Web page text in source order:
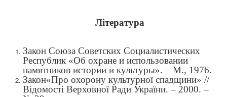
Література
Закон Союза Советских Социалистических
Республик «Об охране и использовании
памятников истории и культуры». – М., 1976.
Закон«Про охорону культурної спадщини» //
Відомості Верховної Ради України. – 2000. –